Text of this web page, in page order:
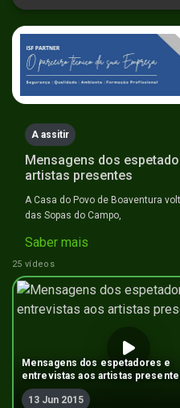
seconds
of
seconds
A assitir
Mensagens dos
artistas presentes
A Casa do Povo de Boaventura
das Sopas do Campo,
Saber mais
25 vídeos
Mensagens dos espetadores e
entrevistas aos artistas
13 Jun 2015